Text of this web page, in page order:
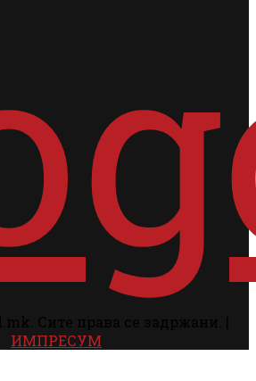
ИМПРЕСУМ